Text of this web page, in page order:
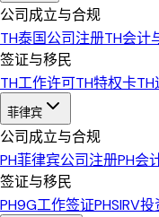
公司成立与合规
TH泰国公司注册TH会计
签证与移民
TH工作许可TH特权卡TH
菲律宾
公司成立与合规
PH菲律宾公司注册PH会
签证与移民
PH9G工作签证PHSIRV